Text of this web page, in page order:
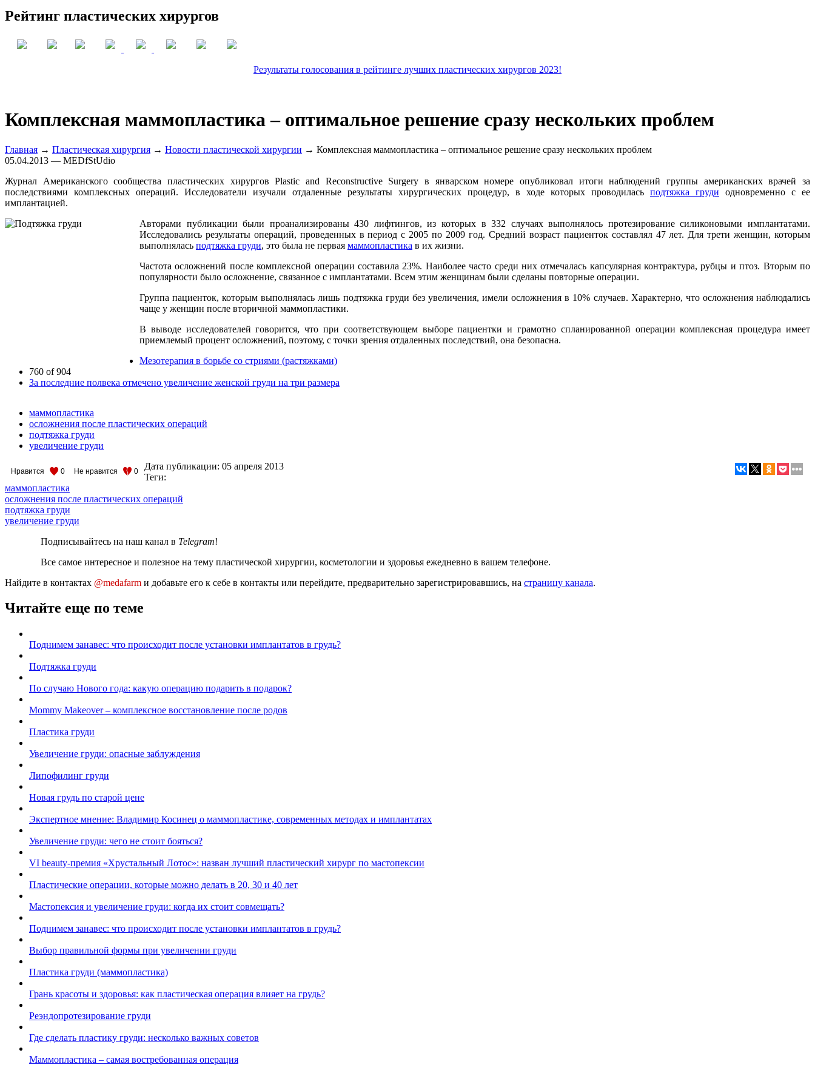
Рейтинг пластических хирургов
Результаты голосования в рейтинге лучших пластических хирургов 2023!
Комплексная маммопластика – оптимальное решение сразу нескольких проблем
Главная → Пластическая хирургия → Новости пластической хирургии → Комплексная маммопластика – оптимальное решение сразу нескольких проблем
05.04.2013 — MEDfStUdio
Журнал Американского сообщества пластических хирургов Plastic and Reconstructive Surgery в январском номере опубликовал итоги наблюдений группы американских врачей за
последствиями комплексных операций. Исследователи изучали отдаленные результаты хирургических процедур, в ходе которых проводилась подтяжка груди одновременно с ее
имплантацией.
Авторами публикации были проанализированы 430 лифтингов, из которых в 332 случаях выполнялось протезирование силиконовыми имплантатами.
Исследовались результаты операций, проведенных в период с 2005 по 2009 год. Средний возраст пациенток составлял 47 лет. Для трети женщин, которым
выполнялась подтяжка груди, это была не первая маммопластика в их жизни.
Частота осложнений после комплексной операции составила 23%. Наиболее часто среди них отмечалась капсулярная контрактура, рубцы и птоз. Вторым по
популярности было осложнение, связанное с имплантатами. Всем этим женщинам были сделаны повторные операции.
Группа пациенток, которым выполнялась лишь подтяжка груди без увеличения, имели осложнения в 10% случаев. Характерно, что осложнения наблюдались
чаще у женщин после вторичной маммопластики.
В выводе исследователей говорится, что при соответствующем выборе пациентки и грамотно спланированной операции комплексная процедура имеет
приемлемый процент осложнений, поэтому, с точки зрения отдаленных последствий, она безопасна.
Мезотерапия в борьбе со стриями (растяжками)
760 of 904
За последние полвека отмечено увеличение женской груди на три размера
маммопластика
осложнения после пластических операций
подтяжка груди
увеличение груди
Нравится 0 Не нравится 0 Дата публикации: 05 апреля 2013
Теги:
маммопластика
осложнения после пластических операций
подтяжка груди
увеличение груди
Подписывайтесь на наш канал в Telegram!
Все самое интересное и полезное на тему пластической хирургии, косметологии и здоровья ежедневно в вашем телефоне.
Найдите в контактах @medafarm и добавьте его к себе в контакты или перейдите, предварительно зарегистрировавшись, на страницу канала.
Читайте еще по теме
Поднимем занавес: что происходит после установки имплантатов в грудь?
Подтяжка груди
По случаю Нового года: какую операцию подарить в подарок?
Mommy Makeover – комплексное восстановление после родов
Пластика груди
Увеличение груди: опасные заблуждения
Липофилинг груди
Новая грудь по старой цене
Экспертное мнение: Владимир Косинец о маммопластике, современных методах и имплантатах
Увеличение груди: чего не стоит бояться?
VI beauty-премия «Хрустальный Лотос»: назван лучший пластический хирург по мастопексии
Пластические операции, которые можно делать в 20, 30 и 40 лет
Мастопексия и увеличение груди: когда их стоит совмещать?
Поднимем занавес: что происходит после установки имплантатов в грудь?
Выбор правильной формы при увеличении груди
Пластика груди (маммопластика)
Грань красоты и здоровья: как пластическая операция влияет на грудь?
Реэндопротезирование груди
Где сделать пластику груди: несколько важных советов
Маммопластика – самая востребованная операция